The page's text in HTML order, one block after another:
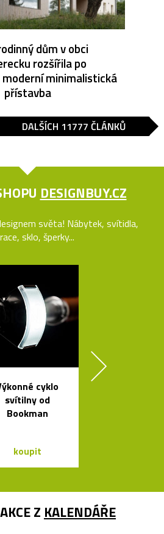
dům v obci
rozšířila po
minimalistická
přístavba
DALŠÍCH 11777 ČLÁNKŮ
DESIGNBUY.CZ
světa! Nábytek, svítidla,
sklo, šperky...
cyklo
svítilny od
Bookman
koupit
Z KALENDÁŘE